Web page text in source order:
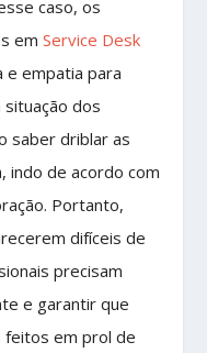
caso, os
emService Desk
e empatia para
dos
saber driblar as
indo de acordo com
Portanto,
difíceis de
precisam
e garantir que
em prol de